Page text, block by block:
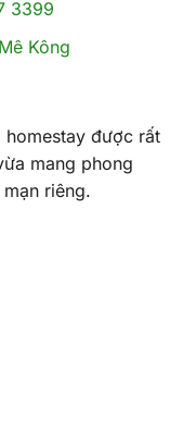
3399
Kông
được rất
mang phong
riêng.